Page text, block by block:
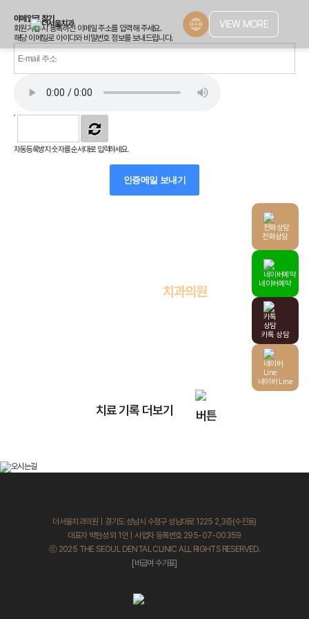
VIEW MORE
이메일로 찾기
회원가입 시 등록하신 이메일 주소를 입력해 주세요.
해당 이메일로 아이디와 비밀번호 정보를 보내드립니다.
자동등록방지 숫자를 순서대로 입력하세요.
인증메일 보내기
치과의원
치료 기록 더보기
더서울치과의원｜경기도 성남시 수정구 성남대로 1225 2,3층(수진동)
대표자 박현성 외 1인｜사업자 등록번호 295-07-00359
ⓒ 2025 THE SEOUL DENTAL CLINIC ALL RIGHTS RESERVED.
[비급여 수가표]
전화상담
네이버예약
카톡 상담
네이버 Line